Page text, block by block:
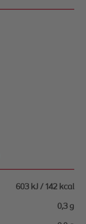
603 kJ / 142 kcal
0,3 g